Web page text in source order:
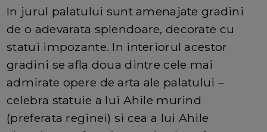
In jurul palatului sunt amenajate gradini
de o adevarata splendoare, decorate cu
statui impozante. In interiorul acestor
gradini se afla doua dintre cele mai
admirate opere de arta ale palatului –
celebra statuie a lui Ahile murind
(preferata reginei) si cea a lui Ahile